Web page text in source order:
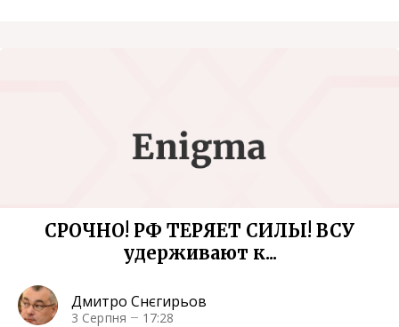
СРОЧНО! РФ ТЕРЯЕТ СИЛЫ! ВСУ
удерживают к...
Дмитро Снєгирьов
3 Серпня 17:28